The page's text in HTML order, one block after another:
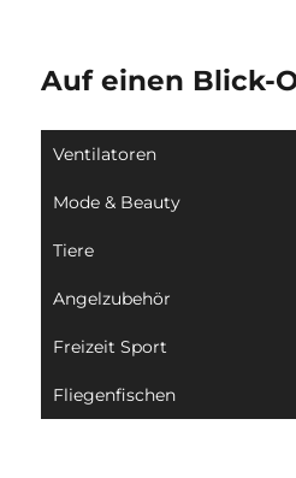
Auf einen Blick-
Ventilatoren
Mode & Beauty
Tiere
Angelzubehör
Freizeit Sport
Fliegenfischen